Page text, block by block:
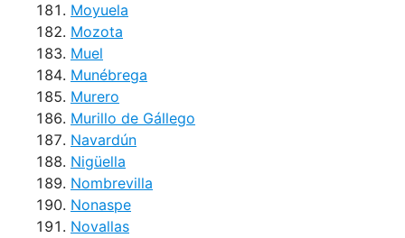
Moyuela
Mozota
Muel
Munébrega
Murero
Murillo de Gállego
Navardún
Nigüella
Nombrevilla
Nonaspe
Novallas